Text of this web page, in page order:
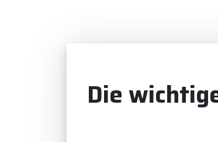
Die